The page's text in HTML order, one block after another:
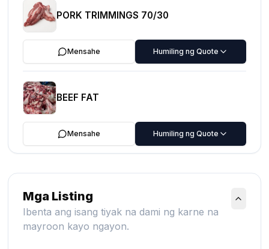
PORK TRIMMINGS 70/30
Mensahe Humiling ng Quote
BEEF FAT
Mensahe Humiling ng Quote
Mga Listing
Ibenta ang isang tiyak na dami ng karne na
mayroon kayo ngayon.